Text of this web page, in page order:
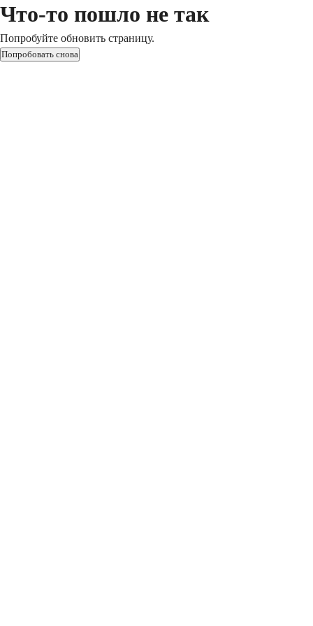
Что-то пошло не так
Попробуйте обновить страницу.
Попробовать снова